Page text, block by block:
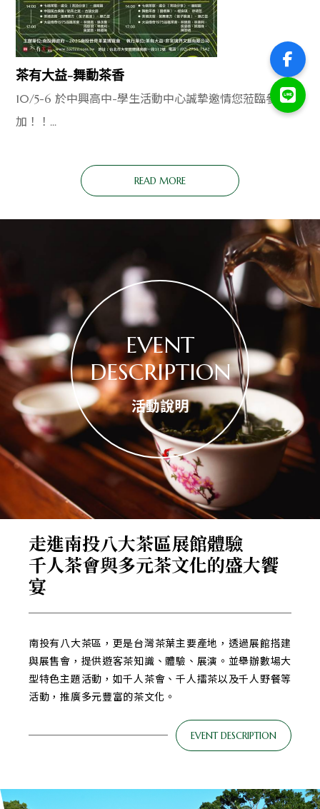
茶有大益-舞動茶香
10/5-6 於中興高中-學生活動中心誠摯邀情您蒞臨參
加！！...
2025
10/05
READ MORE
EVENT
DESCRIPTION
活動說明
走進南投八大茶區展館體驗
千人茶會與多元茶文化的盛大饗
宴
南投有八大茶區，更是台灣茶葉主要產地，透過展館搭建
與展售會，提供遊客茶知識、體驗、展演。並舉辦數場大
型特色主題活動，如千人茶會、千人擂茶以及千人野餐等
活動，推廣多元豐富的茶文化。
EVENT DESCRIPTION